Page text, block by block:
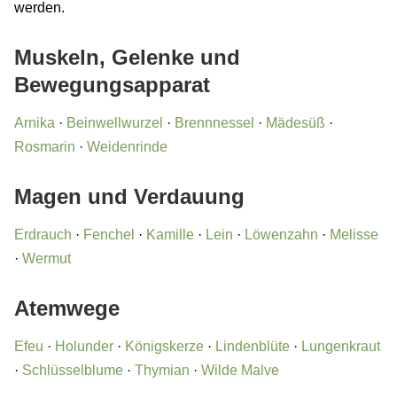
werden.
Muskeln, Gelenke und
Bewegungsapparat
Arnika · Beinwellwurzel · Brennnessel · Mädesüß ·
Rosmarin · Weidenrinde
Magen und Verdauung
Erdrauch · Fenchel · Kamille · Lein · Löwenzahn · Melisse
· Wermut
Atemwege
Efeu · Holunder · Königskerze · Lindenblüte · Lungenkraut
· Schlüsselblume · Thymian · Wilde Malve